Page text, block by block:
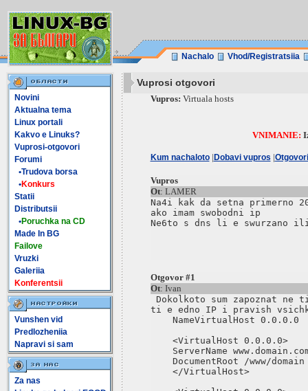
Nachalo Vhod/Registratsiia
Novini
Aktualna tema
Linux portali
Kakvo e Linuks?
Vuprosi-otgovori
Forumi
•Trudova borsa
•Konkurs
Statii
Distributsii
•Poruchka na CD
Made In BG
Failove
Vruzki
Galeriia
Konferentsii
Vunshen vid
Predlozheniia
Napravi si sam
Za nas
Vuprosi otgovori
Vupros: Virtuala hosts
VNIMANIE:
Kum nachaloto| Dobavi vupros |Otgovori
Vupros
Ot: LAMER
Na4i kak da setna primerno
ako imam swobodni ip
Ne6to s dns li e swurzano
Otgovor #1
Ot: Ivan
Dokolkoto sum zapoznat
ti e edno IP i pravish
NameVirtualHost 0.0.0.0
<VirtualHost 0.0.0.0>
ServerName
DocumentRoot /www/domain
</VirtualHost>